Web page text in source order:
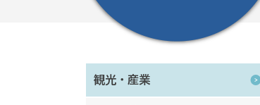
観光・産業